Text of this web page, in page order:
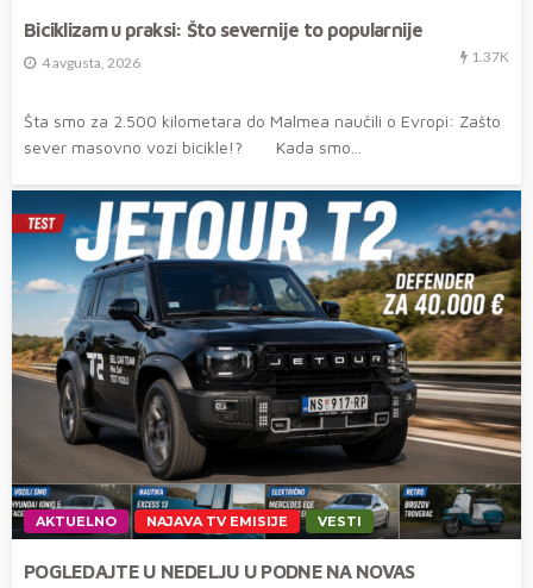
Biciklizam u praksi: Što severnije to popularnije
4 avgusta, 2026 1.37K
Šta smo za 2.500 kilometara do Malmea naučili o Evropi: Zašto
sever masovno vozi bicikle!? Kada smo...
AKTUELNO NAJAVA TV EMISIJE VESTI
POGLEDAJTE U NEDELJU U PODNE NA NOVAS